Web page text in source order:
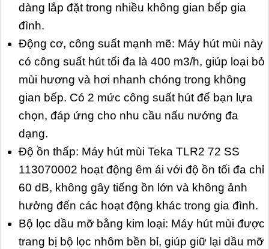
dàng lắp đặt trong nhiều không gian bếp gia
đình.
Động cơ, công suất mạnh mẽ: Máy hút mùi này
có công suất hút tối đa là 400 m3/h, giúp loại bỏ
mùi hương và hơi nhanh chóng trong không
gian bếp. Có 2 mức công suất hút để bạn lựa
chọn, đáp ứng cho nhu cầu nấu nướng đa
dạng.
Độ ồn thấp: Máy hút mùi Teka TLR2 72 SS
113070002 hoạt động êm ái với độ ồn tối đa chỉ
60 dB, không gây tiếng ồn lớn và không ảnh
hưởng đến các hoạt động khác trong gia đình.
Bộ lọc dầu mỡ bằng kim loại: Máy hút mùi được
trang bị bộ lọc nhôm bền bỉ, giúp giữ lại dầu mỡ